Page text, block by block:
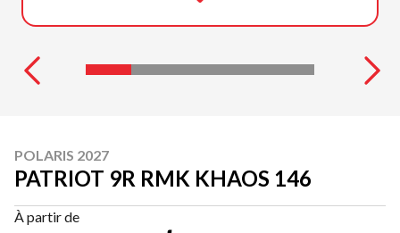
POLARIS 2027
PATRIOT 9R RMK KHAOS 146
À partir de